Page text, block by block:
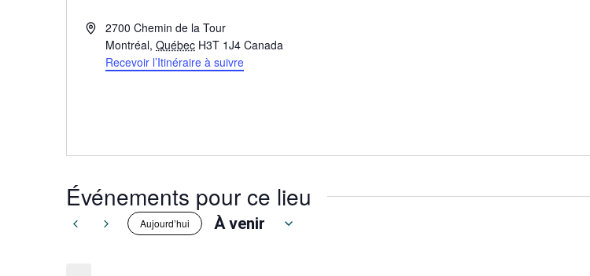
Adresse2700 Chemin de la Tour
Montréal, Québec H3T 1J4 Canada
Recevoir l’Itinéraire à suivre
Événements pour ce lieu
Aujourd’hui À venir